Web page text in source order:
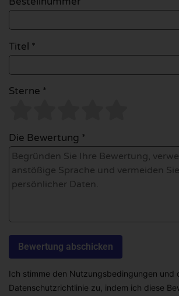
Titel *
Sterne *
Die Bewertung *
Ich stimme den Nutzungsbedingungen und
Datenschutzrichtlinie zu, indem ich diese